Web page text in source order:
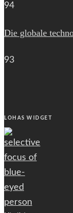
94
Die globale
93
LOHAS WIDGET